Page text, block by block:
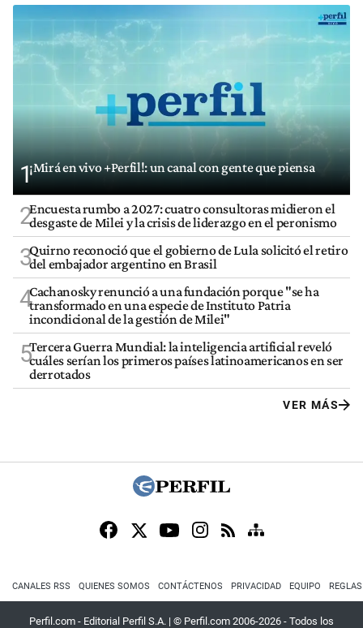
1¡Mirá en vivo +Perfil!: un canal con gente que piensa
2Encuesta rumbo a 2027: cuatro consultoras midieron el
desgaste de Milei y la crisis de liderazgo en el peronismo
3Quirno reconoció que el gobierno de Lula solicitó el retiro
del embajador argentino en Brasil
4Cachanosky renunció a una fundación porque "se ha
transformado en una especie de Instituto Patria
incondicional de la gestión de Milei"
5Tercera Guerra Mundial: la inteligencia artificial reveló
cuáles serían los primeros países latinoamericanos en ser
derrotados
VER MÁS
CANALES RSS QUIENES SOMOS CONTÁCTENOS PRIVACIDAD EQUIPO
Perfil.com - Editorial Perfil S.A. | © Perfil.com 2006-2026 - Todos los